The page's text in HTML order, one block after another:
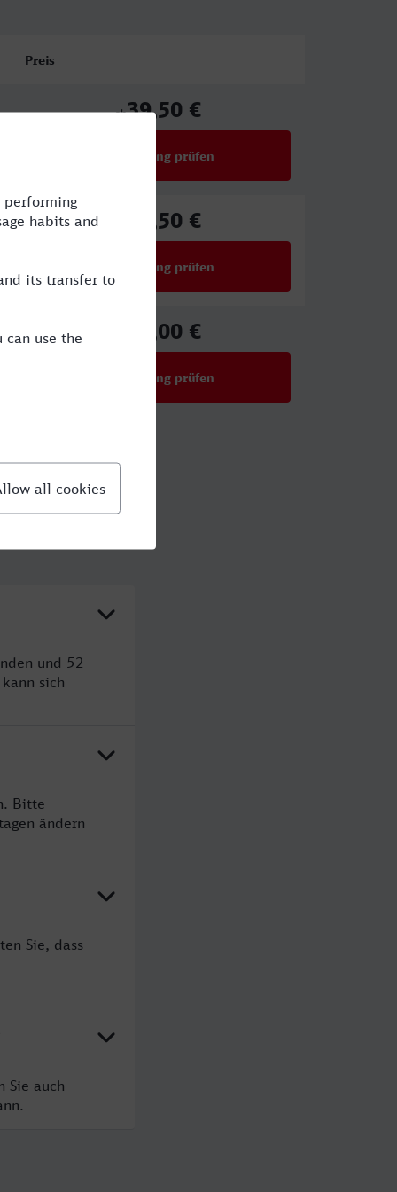
Preis
ab39,50 €
Verbindung prüfen
39,50 €
Verbindung prüfen
31,00 €
Verbindung prüfen
und 52
sich
Bitte
ändern
Sie, dass
Sie auch